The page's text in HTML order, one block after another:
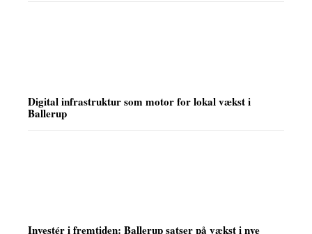
Digital infrastruktur som motor for lokal vækst i
Ballerup
Investér i fremtiden: Ballerup satser på vækst i nye